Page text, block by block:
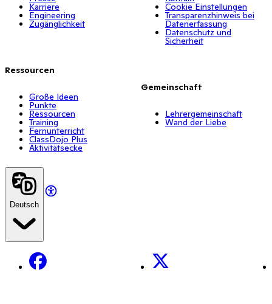
Karriere
Engineering
Zugänglichkeit
Ressourcen
Große Ideen
Punkte
Ressourcen
Training
Fernunterricht
ClassDojo Plus
Aktivitätsecke
Cookie Einstellungen
Transparenzhinweis bei
Datenerfassung
Datenschutz und
Sicherheit
Gemeinschaft
Lehrergemeinschaft
Wand der Liebe
Deutsch
Facebook X